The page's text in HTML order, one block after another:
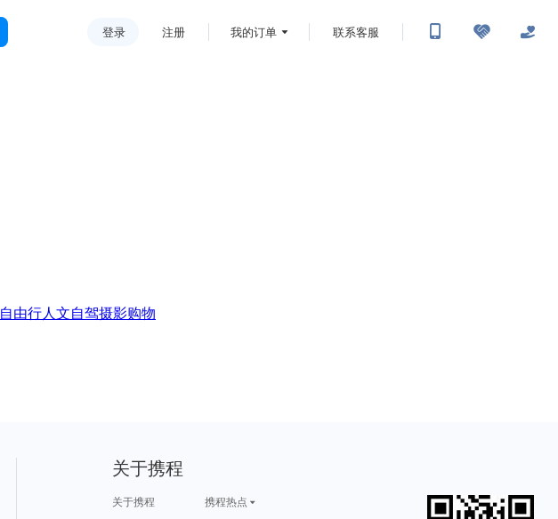
登录 注册 我的订单 联系客服
自由行人文自驾摄影购物
关于携程
关于携程
携程热点